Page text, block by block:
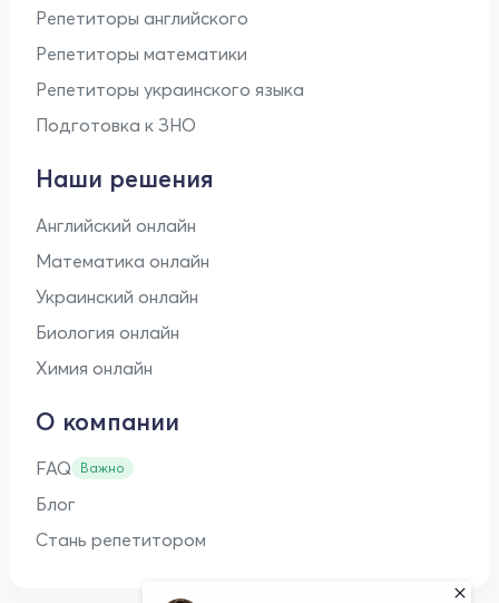
Репетиторы английского
Репетиторы математики
Репетиторы украинского языка
Подготовка к ЗНО
Наши решения
Английский онлайн
Математика онлайн
Украинский онлайн
Биология онлайн
Химия онлайн
О компании
FAQ Важно
Блог
Стань репетитором